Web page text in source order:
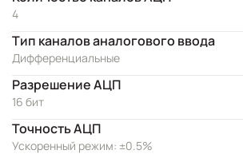
4
Тип каналов аналогового ввода
Дифференциальные
Разрешение АЦП
16 бит
Точность АЦП
Ускоренный режим: ±0.5%